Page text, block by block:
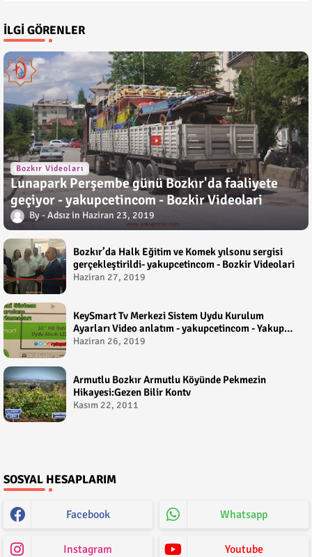
İLGI GÖRENLER
Bozkır Videoları
Lunapark Perşembe günü Bozkır'da faaliyete
geçiyor - yakupcetincom - Bozkir Videolari
Adsız Haziran 23, 2019
Bozkır’da Halk Eğitim ve Komek yılsonu sergisi
gerçekleştirildi- yakupcetincom - Bozkir Videolari
Haziran 27, 2019
KeySmart Tv Merkezi Sistem Uydu Kurulum
Ayarları Video anlatım - yakupcetincom - Yakup
Çetin
Haziran 26, 2019
Armutlu Bozkır Armutlu Köyünde Pekmezin
Hikayesi:Gezen Bilir Kontv
Kasım 22, 2011
SOSYAL HESAPLARIM
Facebook Whatsapp
Instagram Youtube